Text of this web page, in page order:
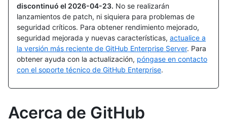
discontinuó el 2026-04-23. No se realizarán
lanzamientos de patch, ni siquiera para problemas de
seguridad críticos. Para obtener rendimiento mejorado,
seguridad mejorada y nuevas características, actualice a
la versión más reciente de GitHub Enterprise Server. Para
obtener ayuda con la actualización, póngase en contacto
con el soporte técnico de GitHub Enterprise.
Acerca de GitHub